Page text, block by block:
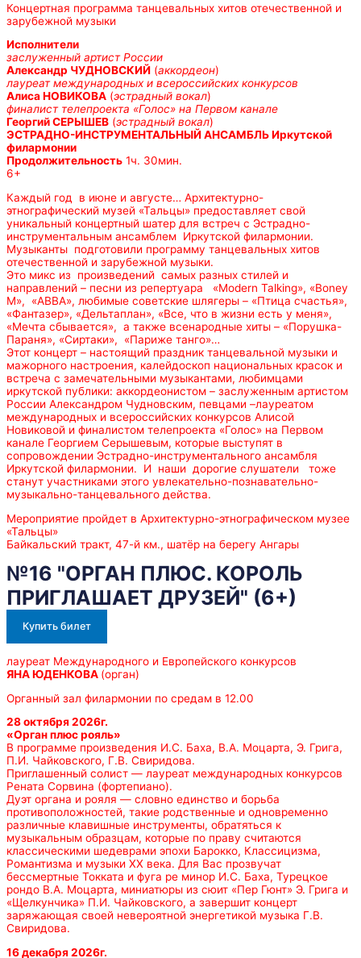
Концертная программа танцевальных хитов отечественной и
зарубежной музыки
Исполнители
заслуженный артист России
Александр ЧУДНОВСКИЙ (аккордеон)
лауреат международных и всероссийских конкурсов
Алиса НОВИКОВА (эстрадный вокал)
финалист телепроекта «Голос» на Первом канале
Георгий СЕРЫШЕВ (эстрадный вокал)
ЭСТРАДНО-ИНСТРУМЕНТАЛЬНЫЙ АНСАМБЛЬ Иркутской
филармонии
Продолжительность 1ч. 30мин.
6+
Каждый год в июне и августе… Архитектурно-
этнографический музей «Тальцы» предоставляет свой
уникальный концертный шатер для встреч с Эстрадно-
инструментальным ансамблем Иркутской филармонии.
Музыканты подготовили программу танцевальных хитов
отечественной и зарубежной музыки.
Это микс из произведений самых разных стилей и
направлений – песни из репертуара «Modern Talking», «Boney
M», «АВВА», любимые советские шлягеры – «Птица счастья»,
«Фантазер», «Дельтаплан», «Все, что в жизни есть у меня»,
«Мечта сбывается», а также всенародные хиты – «Порушка-
Параня», «Сиртаки», «Париже танго»…
Этот концерт – настоящий праздник танцевальной музыки и
мажорного настроения, калейдоскоп национальных красок и
встреча с замечательными музыкантами, любимцами
иркутской публики: аккордеонистом – заслуженным артистом
России Александром Чудновским, певцами –лауреатом
международных и всероссийских конкурсов Алисой
Новиковой и финалистом телепроекта «Голос» на Первом
канале Георгием Серышевым, которые выступят в
сопровождении Эстрадно-инструментального ансамбля
Иркутской филармонии. И наши дорогие слушатели тоже
станут участниками этого увлекательно-познавательно-
музыкально-танцевального действа.
Мероприятие пройдет в Архитектурно-этнографическом музее
«Тальцы»
Байкальский тракт, 47-й км., шатёр на берегу Ангары
№16 "ОРГАН ПЛЮС. КОРОЛЬ
ПРИГЛАШАЕТ ДРУЗЕЙ" (6+)
Купить билет
лауреат Международного и Европейского конкурсов
ЯНА ЮДЕНКОВА (орган)
Органный зал филармонии по средам в 12.00
28 октября 2026г.
«Орган плюс рояль»
В программе произведения И.С. Баха, В.А. Моцарта, Э. Грига,
П.И. Чайковского, Г.В. Свиридова.
Приглашенный солист — лауреат международных конкурсов
Рената Сорвина (фортепиано).
Дуэт органа и рояля — словно единство и борьба
противоположностей, такие родственные и одновременно
различные клавишные инструменты, обратяться к
музыкальным образцам, которые по праву считаются
классическими шедеврами эпохи Барокко, Классицизма,
Романтизма и музыки ХХ века. Для Вас прозвучат
бессмертные Токката и фуга ре минор И.С. Баха, Турецкое
рондо В.А. Моцарта, миниатюры из сюит «Пер Гюнт» Э. Грига и
«Щелкунчика» П.И. Чайковского, а завершит концерт
заряжающая своей невероятной энергетикой музыка Г.В.
Свиридова.
16 декабря 2026г.